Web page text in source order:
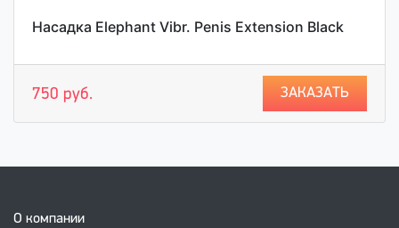
Насадка Elephant Vibr. Penis Extension Black
750 руб. ЗАКАЗАТЬ
О компании